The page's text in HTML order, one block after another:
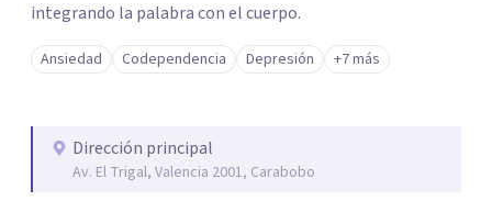
integrando la palabra con el cuerpo.
Ansiedad Codependencia Depresión +7 más
Dirección principal
Av. El Trigal, Valencia 2001, Carabobo